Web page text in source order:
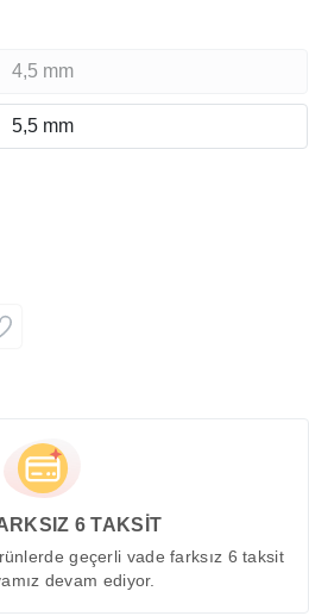
4,5 mm
5,5 mm
6 TAKSİT
geçerli vade farksız 6 taksit
devam ediyor.